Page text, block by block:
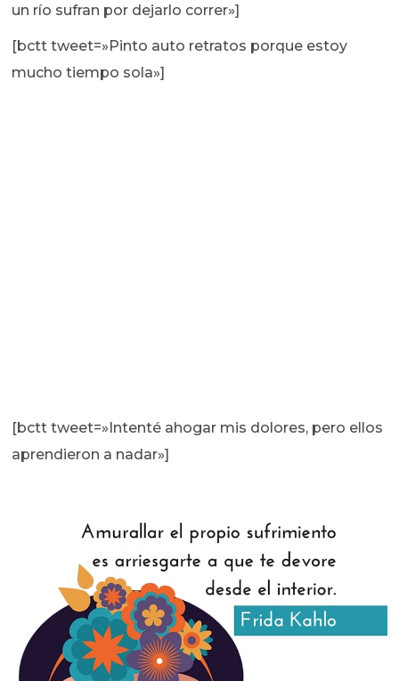
un río sufran por dejarlo correr»]
[bctt tweet=»Pinto auto retratos porque estoy
mucho tiempo sola»]
[bctt tweet=»Intenté ahogar mis dolores, pero ellos
aprendieron a nadar»]